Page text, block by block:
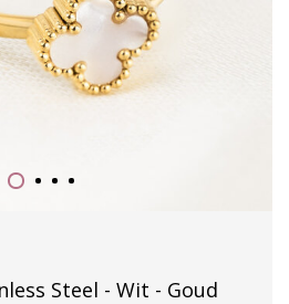
Steel - Wit - Goud